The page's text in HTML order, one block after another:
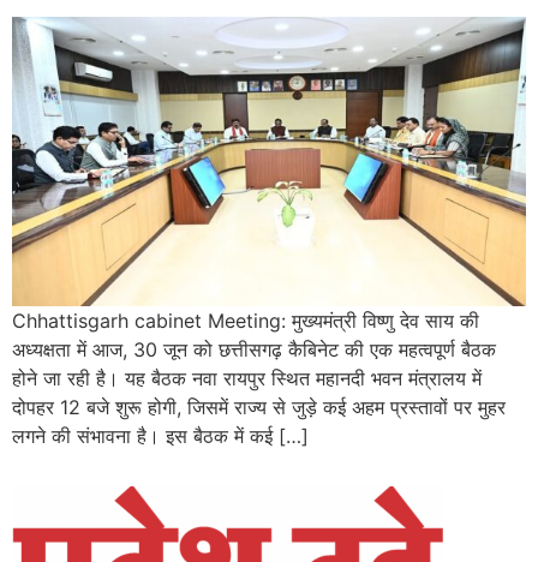
Chhattisgarh cabinet Meeting: मुख्यमंत्री विष्णु देव साय की
अध्यक्षता में आज, 30 जून को छत्तीसगढ़ कैबिनेट की एक महत्वपूर्ण बैठक
होने जा रही है। यह बैठक नवा रायपुर स्थित महानदी भवन मंत्रालय में
दोपहर 12 बजे शुरू होगी, जिसमें राज्य से जुड़े कई अहम प्रस्तावों पर मुहर
लगने की संभावना है। इस बैठक में कई […]